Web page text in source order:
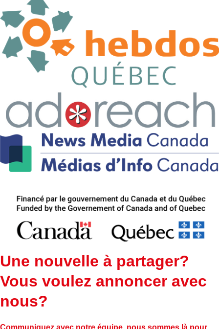
Une nouvelle à partager?
Vous voulez annoncer avec
nous?